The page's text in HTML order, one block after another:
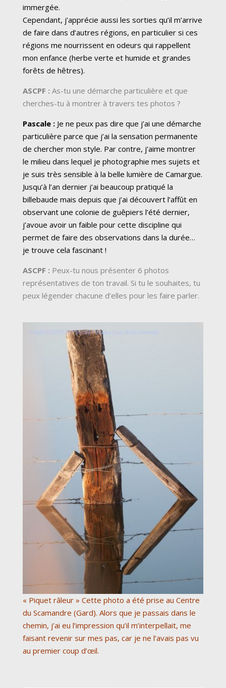
immergée.
Cependant, j’apprécie aussi les sorties qu’il m’arrive
de faire dans d’autres régions, en particulier si ces
régions me nourrissent en odeurs qui rappellent
mon enfance (herbe verte et humide et grandes
forêts de hêtres).
ASCPF : As-tu une démarche particulière et que
cherches-tu à montrer à travers tes photos ?
Pascale : Je ne peux pas dire que j’ai une démarche
particulière parce que j’ai la sensation permanente
de chercher mon style. Par contre, j’aime montrer
le milieu dans lequel je photographie mes sujets et
je suis très sensible à la belle lumière de Camargue.
Jusqu’à l’an dernier j’ai beaucoup pratiqué la
billebaude mais depuis que j’ai découvert l’affût en
observant une colonie de guêpiers l’été dernier,
j’avoue avoir un faible pour cette discipline qui
permet de faire des observations dans la durée…
je trouve cela fascinant !
ASCPF : Peux-tu nous présenter 6 photos
représentatives de ton travail. Si tu le souhaites, tu
peux légender chacune d’elles pour les faire parler.
« Piquet râleur » Cette photo a été prise au Centre
du Scamandre (Gard). Alors que je passais dans le
chemin, j’ai eu l’impression qu’il m’interpellait, me
faisant revenir sur mes pas, car je ne l’avais pas vu
au premier coup d’œil.